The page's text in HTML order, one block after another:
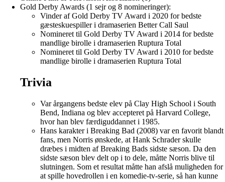
Gold Derby Awards (1 sejr og 8 nomineringer):
Vinder af Gold Derby TV Award i 2020 for bedste
gæsteskuespiller i dramaserien Better Call Saul
Nomineret til Gold Derby TV Award i 2014 for bedste
mandlige birolle i dramaserien Ruptura Total
Nomineret til Gold Derby TV Award i 2010 for bedste
mandlige birolle i dramaserien Ruptura Total
Trivia
Var årgangens bedste elev på Clay High School i South
Bend, Indiana og blev accepteret på Harvard College,
hvor han blev færdiguddannet i 1985.
Hans karakter i Breaking Bad (2008) var en favorit blandt
fans, men Norris ønskede, at Hank Schrader skulle
dræbes i midten af ​​Breaking Bads sidste sæson. Da den
sidste sæson blev delt op i to dele, måtte Norris blive til
slutningen. Som et resultat måtte han afslå muligheden for
at spille hovedrollen i en komedie-tv-serie, så han kunne